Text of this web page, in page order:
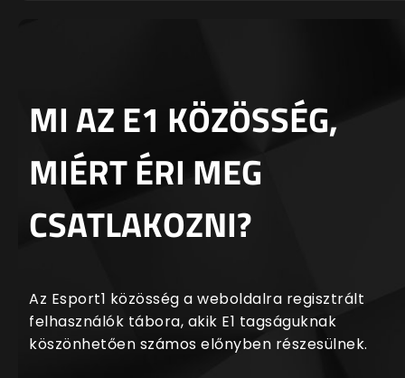
MI AZ E1 KÖZÖSSÉG,
MIÉRT ÉRI MEG
CSATLAKOZNI?
Az Esport1 közösség a weboldalra regisztrált
felhasználók tábora, akik E1 tagságuknak
köszönhetően számos előnyben részesülnek.